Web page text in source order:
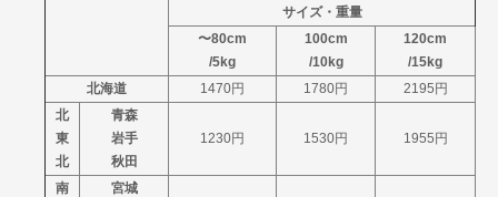
サイズ・重量
〜80cm
/5kg
100cm
/10kg
120cm
/15kg
北海道
1470円 1780円
2195円
北
東
北
青森
岩手
秋田
1230円 1530円 1955円
南
宮城